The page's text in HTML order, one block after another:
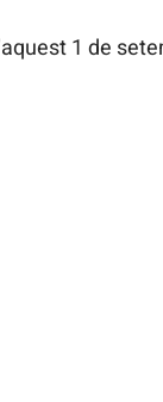
1 de